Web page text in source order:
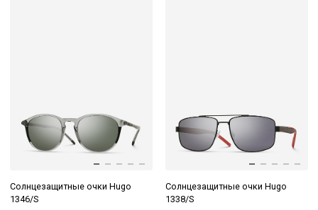
Солнцезащитные очки Hugo
1346/S
Солнцезащитные очки Hugo
1338/S